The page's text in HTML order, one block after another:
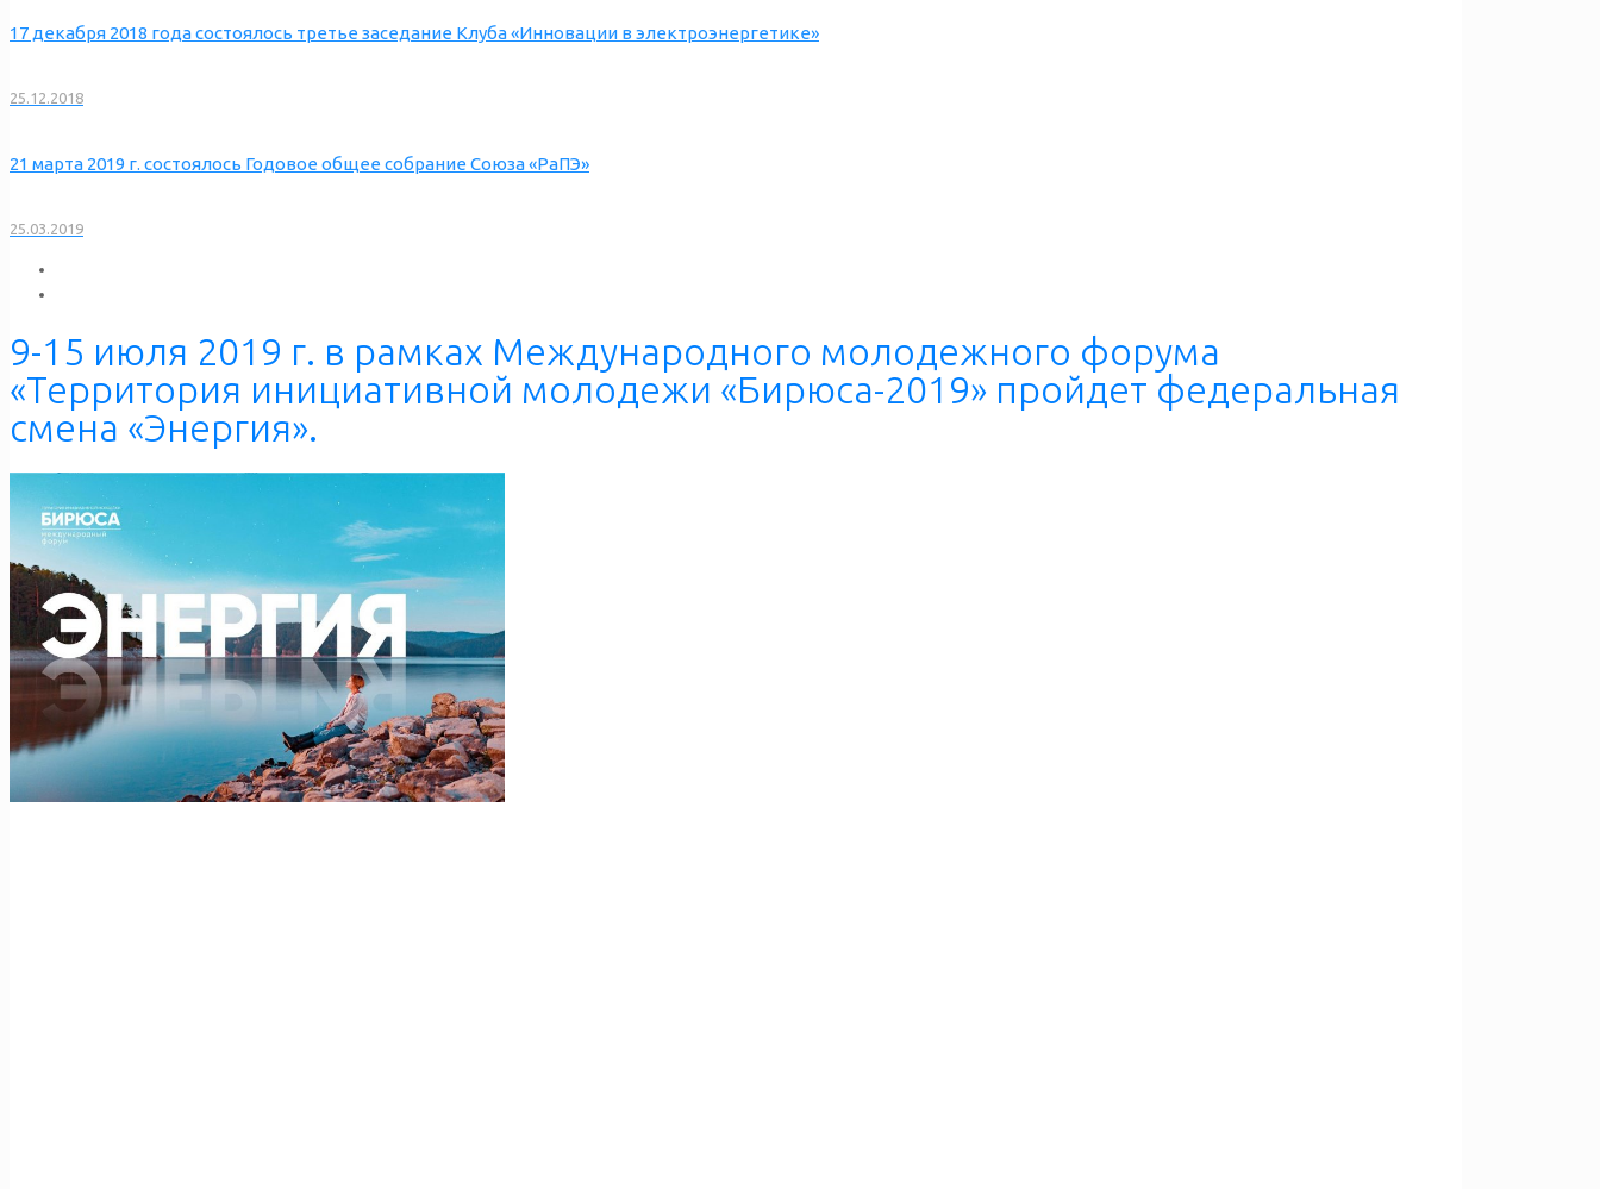
17 декабря 2018 года состоялось третье заседание Клуба «Инновации в электроэнергетике»
25.12.2018
21 марта 2019 г. состоялось Годовое общее собрание Союза «РаПЭ»
25.03.2019
9-15 июля 2019 г. в рамках Международного молодежного форума
«Территория инициативной молодежи «Бирюса-2019» пройдет федеральная
смена «Энергия».